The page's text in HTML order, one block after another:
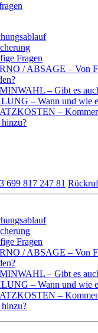
Fragen
/ ABSAGE – Von
– Gibt es
– Wann und wie
–
hinzu?
699 817 247 81
Fragen
/ ABSAGE – Von
– Gibt es
– Wann und wie
–
hinzu?